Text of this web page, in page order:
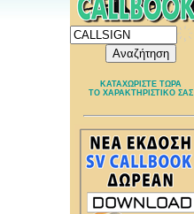
ΚΑΤΑΧΩΡΙΣΤΕ ΤΩΡΑ
ΤΟ ΧΑΡΑΚΤΗΡΙΣΤΙΚΟ ΣΑΣ